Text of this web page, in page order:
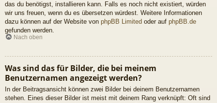
das du benötigst, installieren kann. Falls es noch nicht existiert, würden
wir uns freuen, wenn du es übersetzen würdest. Weitere Informationen
dazu können auf der Website von phpBB Limited oder auf phpBB.de
gefunden werden.
Nach oben
Was sind das für Bilder, die bei meinem
Benutzernamen angezeigt werden?
In der Beitragsansicht können zwei Bilder bei deinem Benutzernamen
stehen. Eines dieser Bilder ist meist mit deinem Rang verknüpft: Oft sind